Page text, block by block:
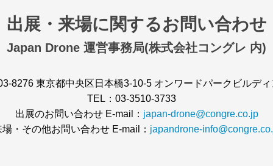
出展・来場に関するお問い合わせ
Japan Drone 運営事務局(株式会社コングレ 内)
8276 東京都中央区日本橋3-10-5 オンワードパークビルデ
TEL：03-3510-3733
出展のお問い合わせ E-mail： japan-drone@congre.co.jp
場・その他お問い合わせ E-mail： japandrone-